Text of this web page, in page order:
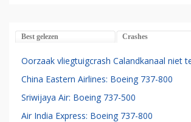
Best gelezen Crashes
Oorzaak vliegtuigcrash Calandkanaal niet
China Eastern Airlines: Boeing 737-800
Sriwijaya Air: Boeing 737-500
Air India Express: Boeing 737-800